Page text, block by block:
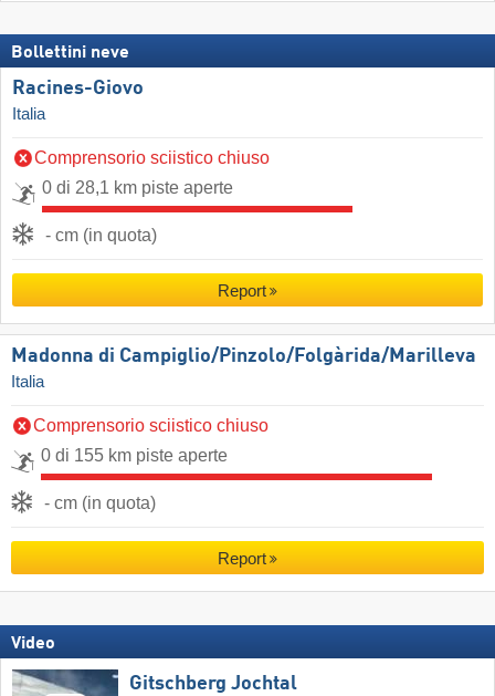
Bollettini neve
Racines-Giovo
Italia
Comprensorio sciistico chiuso
0 di 28,1 km piste aperte
- cm (in quota)
Report
Madonna di Campiglio/​Pinzolo/​Folgàrida/​Marilleva
Italia
Comprensorio sciistico chiuso
0 di 155 km piste aperte
- cm (in quota)
Report
Video
Gitschberg Jochtal